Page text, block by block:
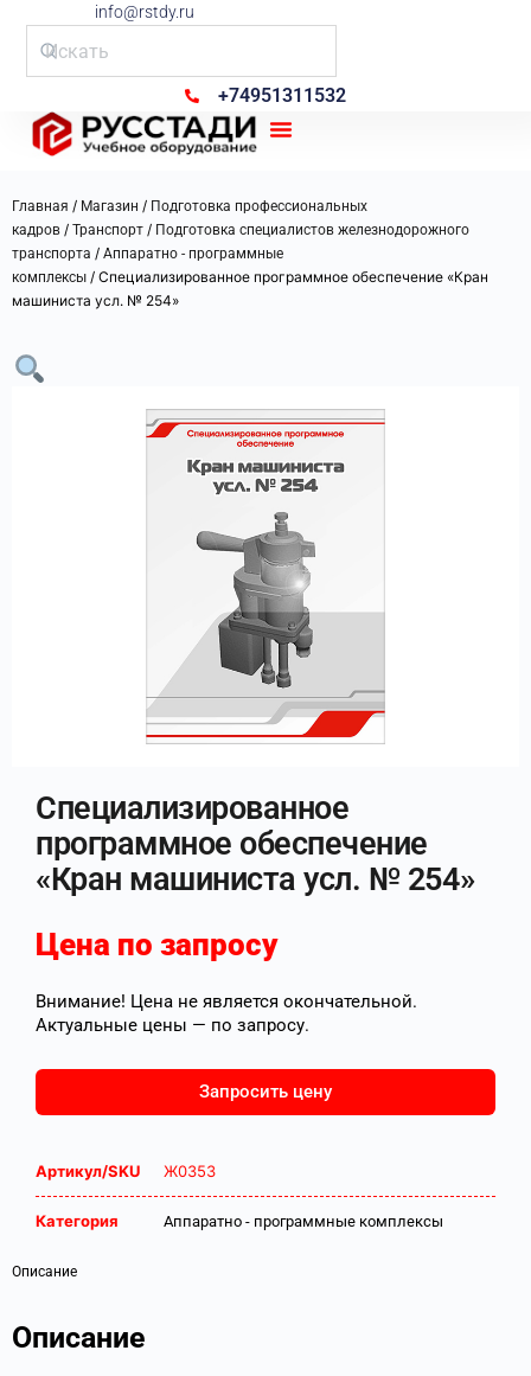
info@rstdy.ru
+74951311532
Главная / Магазин / Подготовка профессиональных
кадров / Транспорт / Подготовка специалистов железнодорожного
транспорта / Аппаратно - программные
комплексы / Специализированное программное обеспечение «Кран
машиниста усл. № 254»
Специализированное
программное обеспечение
«Кран машиниста усл. № 254»
Цена по запросу
Внимание! Цена не является окончательной.
Актуальные цены — по запросу.
Запросить цену
Артикул/SKU Ж0353
Категория Аппаратно - программные комплексы
Описание
Описание